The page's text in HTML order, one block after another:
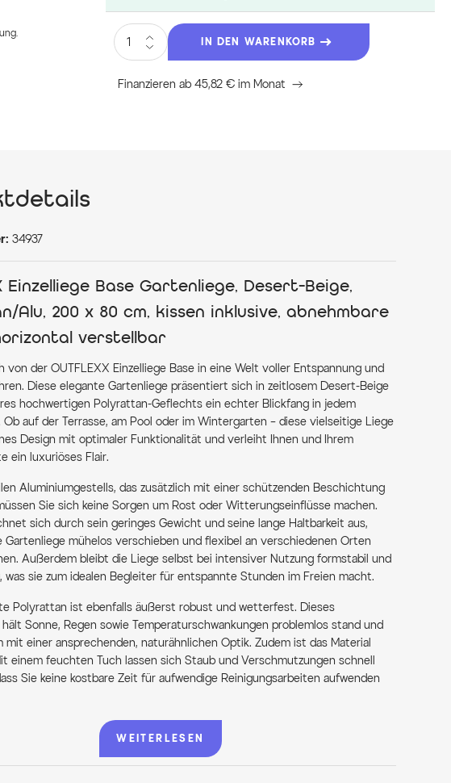
IN DEN WARENKORB
Finanzieren ab 45,82 € im Monat
34937
Einzelliege Base Gartenliege, Desert-Beige,
Alu, 200 x 80 cm, kissen inklusive, abnehmbare
verstellbar
von der OUTFLEXX Einzelliege Base in eine Welt voller Entspannung und
Diese elegante Gartenliege präsentiert sich in zeitlosem Desert-Beige
hochwertigen Polyrattan-Geflechts ein echter Blickfang in jedem
auf der Terrasse, am Pool oder im Wintergarten – diese vielseitige Liege
Design mit optimaler Funktionalität und verleiht Ihnen und Ihrem
ein luxuriöses Flair.
Aluminiumgestells, das zusätzlich mit einer schützenden Beschichtung
Sie sich keine Sorgen um Rost oder Witterungseinflüsse machen.
sich durch sein geringes Gewicht und seine lange Haltbarkeit aus,
Gartenliege mühelos verschieben und flexibel an verschiedenen Orten
Außerdem bleibt die Liege selbst bei intensiver Nutzung formstabil und
was sie zum idealen Begleiter für entspannte Stunden im Freien macht.
Polyrattan ist ebenfalls äußerst robust und wetterfest. Dieses
Sonne, Regen sowie Temperaturschwankungen problemlos stand und
mit einer ansprechenden, naturähnlichen Optik. Zudem ist das Material
einem feuchten Tuch lassen sich Staub und Verschmutzungen schnell
Sie keine kostbare Zeit für aufwendige Reinigungsarbeiten aufwenden
ist die mehrfach verstellbare Rückenlehne, die sich in vier Stufen –
waagerechten Position – an Ihre Vorlieben anpassen lässt. Genießen Sie ein
lesen Sie in Ihrem Lieblingsbuch oder gönnen Sie sich ein kurzes
Sonne. Die ergonomische Liegefläche und die sanft abgerundeten
WEITERLESEN